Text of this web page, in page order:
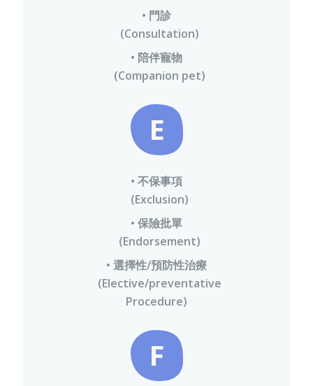
• 門診
(Consultation)
• 陪伴寵物
(Companion pet)
E
• 不保事項
(Exclusion)
• 保險批單
(Endorsement)
• 選擇性/預防性治療
(Elective/preventative
Procedure)
F